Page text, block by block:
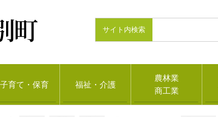
町
子育て・保育 福祉・介護
農林業
商工業